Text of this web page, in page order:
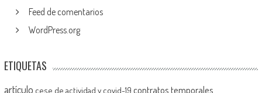
Feed de comentarios
WordPress.org
ETIQUETAS
artículo cese de actividad y covid-19 contratos temporales